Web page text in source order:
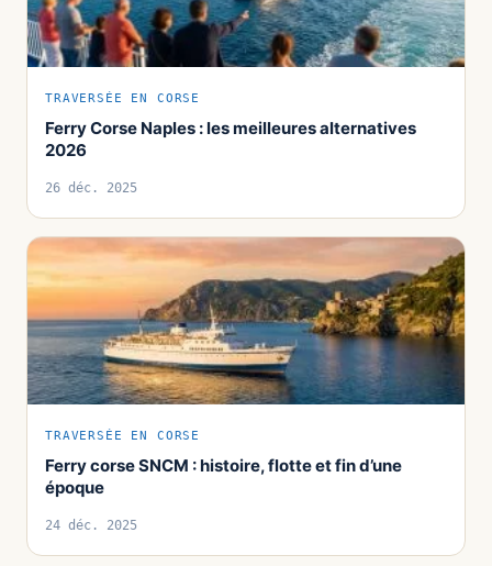
TRAVERSÉE EN CORSE
Ferry Corse Naples : les meilleures alternatives
2026
26 déc. 2025
TRAVERSÉE EN CORSE
Ferry corse SNCM : histoire, flotte et fin d’une
époque
24 déc. 2025